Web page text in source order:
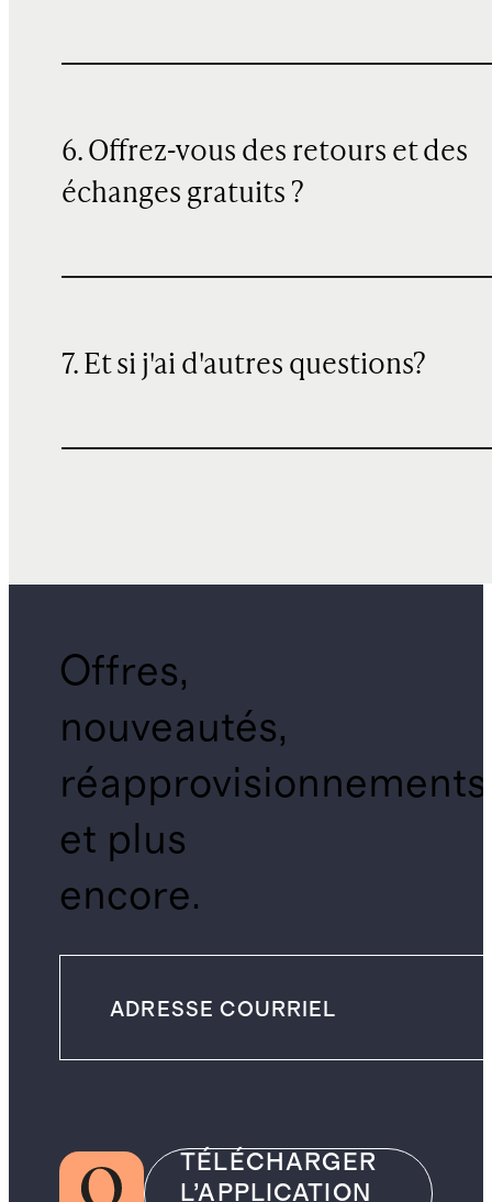
6. Offrez-vous des retours et des
échanges gratuits ?
7. Et si j'ai d'autres questions?
Offres,
nouveautés,
réapprovisionnements
et plus
encore.
TÉLÉCHARGER
L’APPLICATION